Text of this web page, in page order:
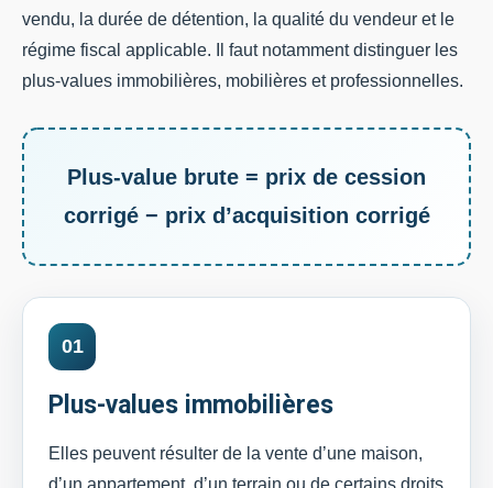
vendu, la durée de détention, la qualité du vendeur et le
régime fiscal applicable. Il faut notamment distinguer les
plus-values immobilières, mobilières et professionnelles.
Plus-value brute = prix de cession
corrigé − prix d’acquisition corrigé
01
Plus-values immobilières
Elles peuvent résulter de la vente d’une maison,